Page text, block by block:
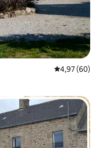
Priemerné
4,97 (60)